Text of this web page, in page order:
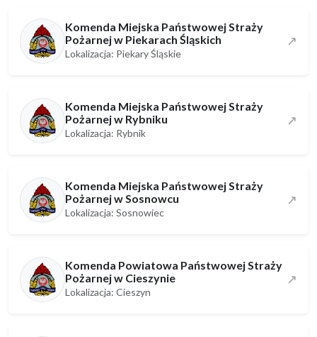
Komenda Miejska Państwowej Straży
Pożarnej w Piekarach Śląskich
Lokalizacja: Piekary Śląskie
↗
Komenda Miejska Państwowej Straży
Pożarnej w Rybniku
Lokalizacja: Rybnik
↗
Komenda Miejska Państwowej Straży
Pożarnej w Sosnowcu
Lokalizacja: Sosnowiec
↗
Komenda Powiatowa Państwowej Straży
Pożarnej w Cieszynie
Lokalizacja: Cieszyn
↗